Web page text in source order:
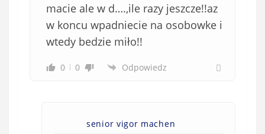
macie ale w d….,ile razy jeszcze!!az
w koncu wpadniecie na osobowke i
wtedy bedzie miło!!
0 0 Odpowiedz
senior vigor machen